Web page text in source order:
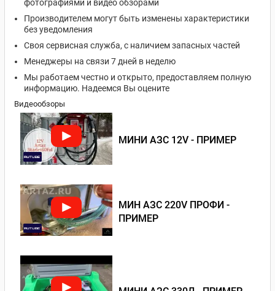
фотографиями и видео обзорами
Производителем могут быть изменены характеристики
без уведомления
Своя сервисная служба, с наличием запасных частей
Менеджеры на связи 7 дней в неделю
Мы работаем честно и открыто, предоставляем полную
информацию. Надеемся Вы оцените
Видеообзоры
МИНИ АЗС 12V - ПРИМЕР
МИН АЗС 220V ПРОФИ -
ПРИМЕР